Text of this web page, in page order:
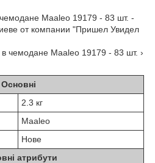
Основні
2.3 кг
Maaleo
Нове
атрибути